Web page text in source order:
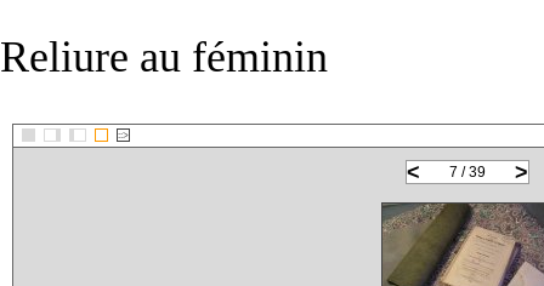
Reliure au féminin
::>
< >
7 / 39